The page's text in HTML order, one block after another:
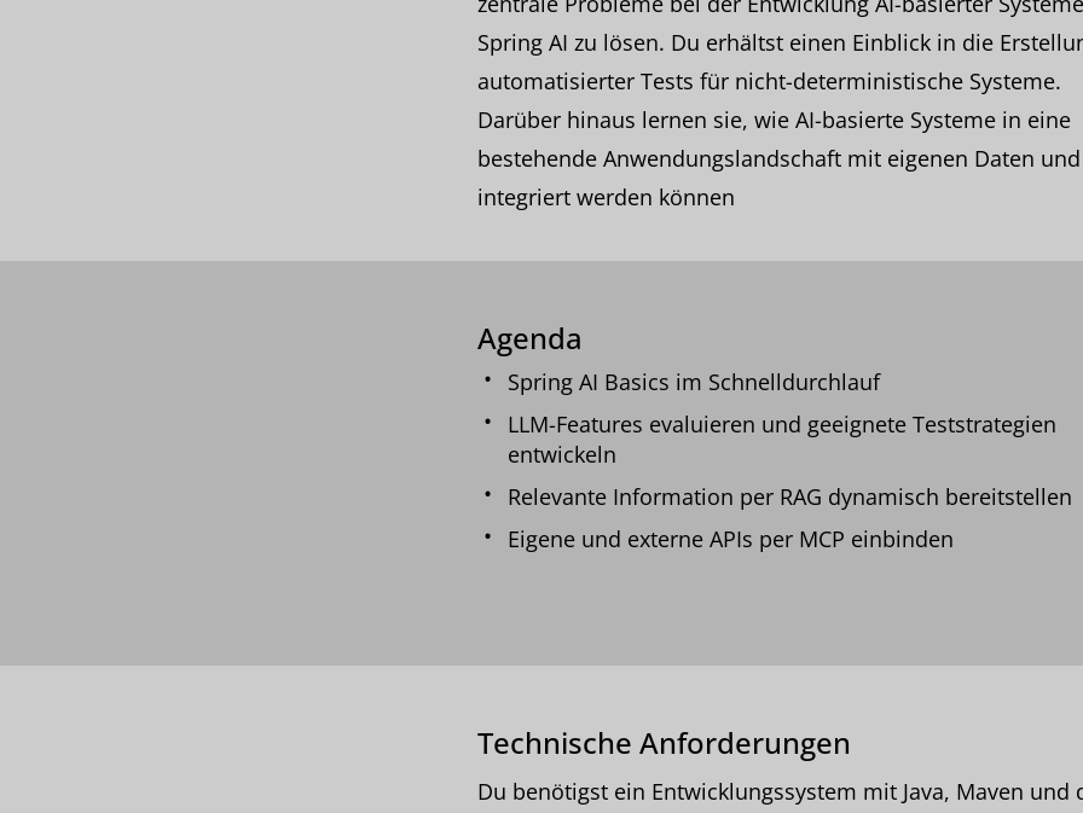
Spring AI zu lösen. Du erhältst einen Einblick in die
automatisierter Tests für nicht-deterministische Systeme.
Darüber hinaus lernen sie, wie AI-basierte Systeme in eine
bestehende Anwendungslandschaft mit eigenen Daten und
integriert werden können
Agenda
Spring AI Basics im Schnelldurchlauf
LLM-Features evaluieren und geeignete Teststrategien
entwickeln
Relevante Information per RAG dynamisch bereitstellen
Eigene und externe APIs per MCP einbinden
Technische Anforderungen
Du benötigst ein Entwicklungssystem mit Java, Maven und